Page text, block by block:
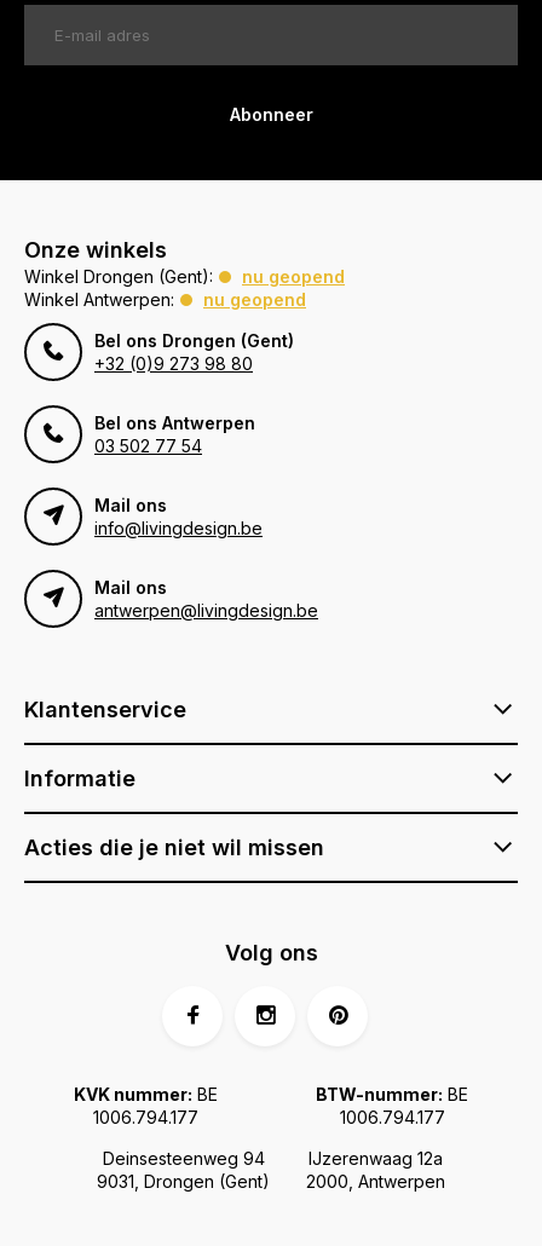
Abonneer
Onze winkels
Winkel Drongen (Gent):
nu geopend
Winkel Antwerpen:
nu geopend
Bel ons Drongen (Gent)
+32 (0)9 273 98 80
Bel ons Antwerpen
03 502 77 54
Mail ons
info@livingdesign.be
Mail ons
antwerpen@livingdesign.be
Klantenservice
Informatie
Acties die je niet wil missen
Deinsesteenweg 94
9031, Drongen (Gent)
IJzerenwaag 12a
2000, Antwerpen
KVK nummer: BE
1006.794.177
BTW-nummer: BE
1006.794.177
Volg ons